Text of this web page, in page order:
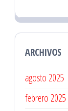
ARCHIVOS
agosto 2025
febrero 2025